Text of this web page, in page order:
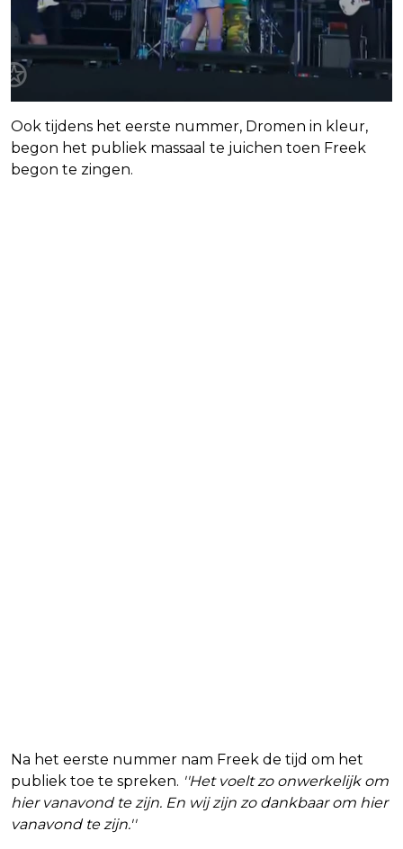
Ook tijdens het eerste nummer, Dromen in kleur,
begon het publiek massaal te juichen toen Freek
begon te zingen.
Na het eerste nummer nam Freek de tijd om het
publiek toe te spreken. ''Het voelt zo onwerkelijk om
hier vanavond te zijn. En wij zijn zo dankbaar om hier
vanavond te zijn.''